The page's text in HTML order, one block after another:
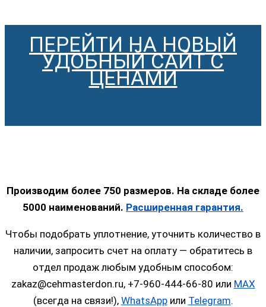
ПЕРЕЙТИ НА НОВЫЙ
УДОБНЫЙ САЙТ С
ЦЕНАМИ
Производим более 750 размеров. На складе более
5000 наименований. Расширенная гарантия.
Чтобы подобрать уплотнение, уточнить количество в
наличии, запросить счет на оплату — обратитесь в
отдел продаж любым удобным способом:
zakaz@cehmasterdon.ru, +7-960-444-66-80 или MAX
(всегда на связи!), WhatsAppили Telegram.